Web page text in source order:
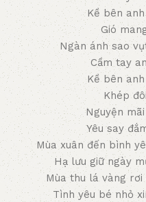
Kề bên
Gió
Ngàn ánh sao
Cầm tay
Kề bên
Khép
Nguyện
Yêu say
Mùa xuân đến bình
Hạ lưu giữ ngày
Mùa thu lá vàng
Tình yêu bé nhỏ